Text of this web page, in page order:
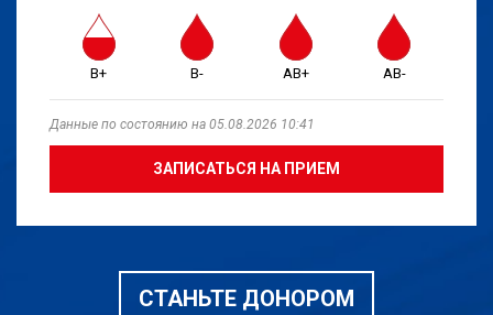
B+ B- AB+ AB-
Данные по состоянию на 05.08.2026 10:41
ЗАПИСАТЬСЯ НА ПРИЕМ
СТАНЬТЕ ДОНОРОМ